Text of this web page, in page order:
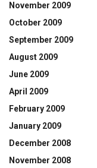
November 2009
October 2009
September 2009
August 2009
June 2009
April 2009
February 2009
January 2009
December 2008
November 2008